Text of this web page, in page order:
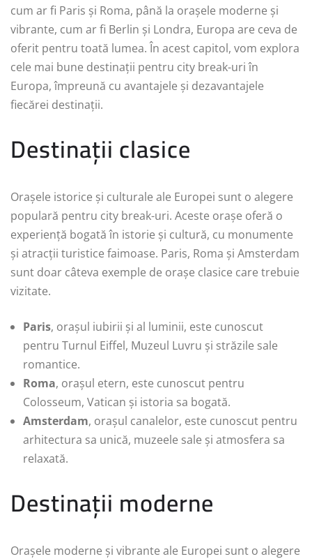
cum ar fi Paris și Roma, până la orașele moderne și
vibrante, cum ar fi Berlin și Londra, Europa are ceva de
oferit pentru toată lumea. În acest capitol, vom explora
cele mai bune destinații pentru city break-uri în
Europa, împreună cu avantajele și dezavantajele
fiecărei destinații.
Destinații clasice
Orașele istorice și culturale ale Europei sunt o alegere
populară pentru city break-uri. Aceste orașe oferă o
experiență bogată în istorie și cultură, cu monumente
și atracții turistice faimoase. Paris, Roma și Amsterdam
sunt doar câteva exemple de orașe clasice care trebuie
vizitate.
Paris, orașul iubirii și al luminii, este cunoscut
pentru Turnul Eiffel, Muzeul Luvru și străzile sale
romantice.
Roma, orașul etern, este cunoscut pentru
Colosseum, Vatican și istoria sa bogată.
Amsterdam, orașul canalelor, este cunoscut pentru
arhitectura sa unică, muzeele sale și atmosfera sa
relaxată.
Destinații moderne
Orașele moderne și vibrante ale Europei sunt o alegere